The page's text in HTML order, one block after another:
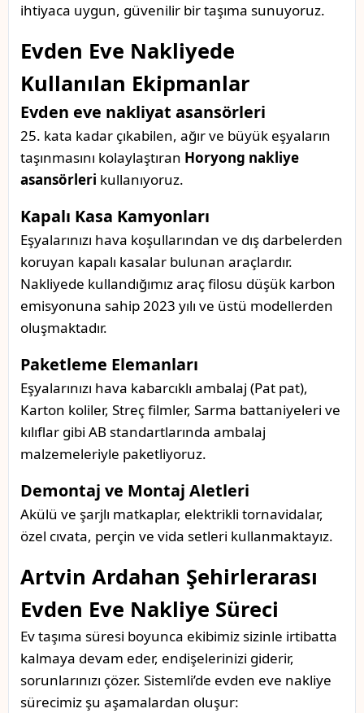
ihtiyaca uygun, güvenilir bir taşıma sunuyoruz.
Evden Eve Nakliyede
Kullanılan Ekipmanlar
Evden eve nakliyat asansörleri
25. kata kadar çıkabilen, ağır ve büyük eşyaların
taşınmasını kolaylaştıran Horyong nakliye
asansörleri kullanıyoruz.
Kapalı Kasa Kamyonları
Eşyalarınızı hava koşullarından ve dış darbelerden
koruyan kapalı kasalar bulunan araçlardır.
Nakliyede kullandığımız araç filosu düşük karbon
emisyonuna sahip 2023 yılı ve üstü modellerden
oluşmaktadır.
Paketleme Elemanları
Eşyalarınızı hava kabarcıklı ambalaj (Pat pat),
Karton koliler, Streç filmler, Sarma battaniyeleri ve
kılıflar gibi AB standartlarında ambalaj
malzemeleriyle paketliyoruz.
Demontaj ve Montaj Aletleri
Akülü ve şarjlı matkaplar, elektrikli tornavidalar,
özel cıvata, perçin ve vida setleri kullanmaktayız.
Artvin Ardahan Şehirlerarası
Evden Eve Nakliye Süreci
Ev taşıma süresi boyunca ekibimiz sizinle irtibatta
kalmaya devam eder, endişelerinizi giderir,
sorunlarınızı çözer. Sistemli’de evden eve nakliye
sürecimiz şu aşamalardan oluşur: